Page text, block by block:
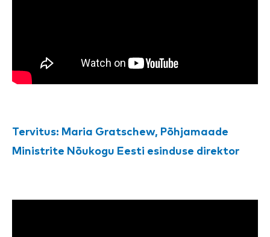
Tervitus: Maria Gratschew, Põhjamaade
Ministrite Nõukogu Eesti esinduse direktor